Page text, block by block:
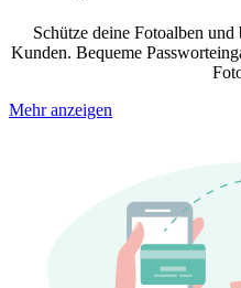
Schütze deine Fotoalben
Kunden. Bequeme
Mehr anzeigen